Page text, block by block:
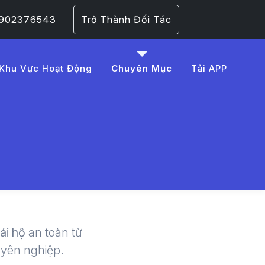
Trở Thành Đối Tác
Khu Vực Hoạt Động Chuyên Mục Tải APP
-
hộ an toàn từ
nghiệp.